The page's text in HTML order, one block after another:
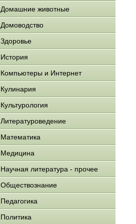
Домашние животные
Домоводство
Здоровье
История
Компьютеры и Интернет
Кулинария
Культурология
Литературоведение
Математика
Медицина
Научная литература - прочее
Обществознание
Педагогика
Политика